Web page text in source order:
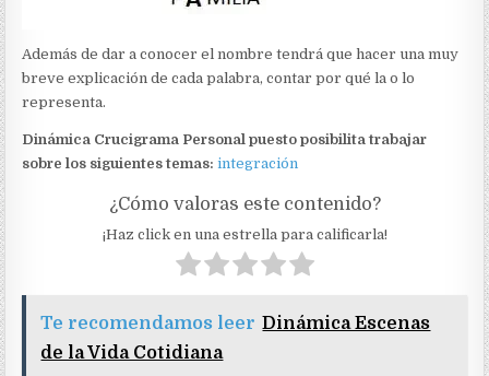
Además de dar a conocer el nombre tendrá que hacer una muy
breve explicación de cada palabra, contar por qué la o lo
representa.
Dinámica Crucigrama Personal puesto posibilita trabajar
sobre los siguientes temas:integración
¿Cómo valoras este contenido?
¡Haz click en una estrella para calificarla!
Te recomendamos leer Dinámica Escenas
de la Vida Cotidiana